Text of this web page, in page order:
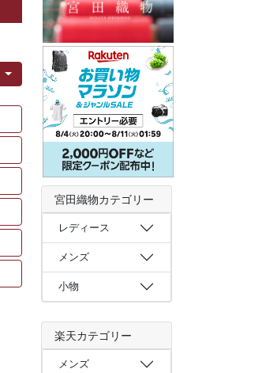
宮田織物カテゴリー
レディース
メンズ
小物
楽天カテゴリー
メンズ